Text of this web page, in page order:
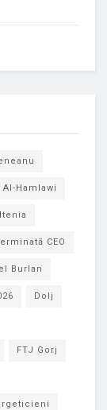
Al-Hamlawi
CEO
Burlan
Dolj
FTJ Gorj